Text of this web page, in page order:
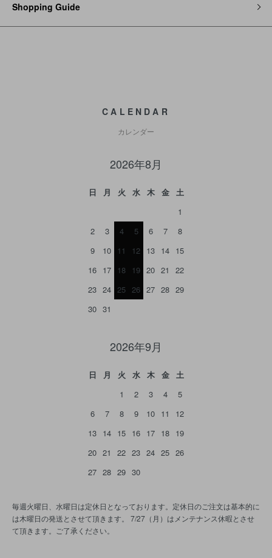
Shopping Guide
CALENDAR
カレンダー
2026年8月
日 月 火 水 木 金
土
1
2
3 4 5 6 7
8
9
10 11 12 13 14 15
16 17 18 19 20 21
22
23 24 25 26 27 28 29
30 31
2026年9月
日 月 火 水 木 金
土
1
2 3 4
5
6
7 8 9 10 11
12
13 14 15 16 17 18 19
20 21 22 23 24 25 26
27 28 29 30
毎週火曜日、水曜日は定休日となっております。定休日のご注文は基本的に
は木曜日の発送とさせて頂きます。 7/27（月）はメンテナンス休暇とさせ
て頂きます。ご了承ください。